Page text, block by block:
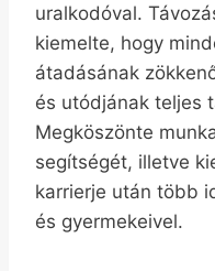
uralkodóval.
kiemelte, hogy
átadásának
és utódjának teljes
Megköszönte
segítségét, illetve
karrierje után több
és gyermekeivel.